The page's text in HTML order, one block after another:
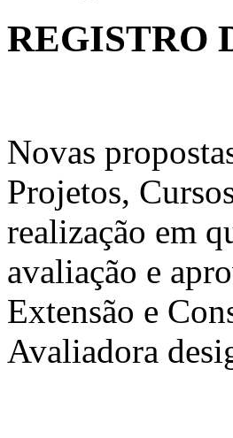
REGISTRO
Novas
Projetos,
realização em
avaliação e
Extensão e
Avaliadora